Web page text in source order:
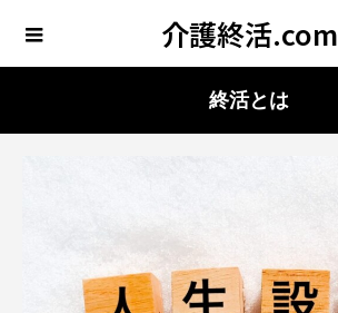
介護終活.com
終活とは